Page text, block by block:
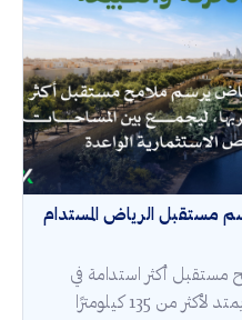
مستقبل الرياض المستدام
مستقبل أكثر استدامة في
مدينة الرياض، عبر شريان أخضر يمتد لأكثر من 135 كيلومترًا